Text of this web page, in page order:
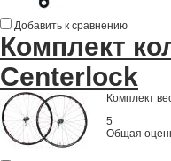
Добавить к сравнению
Комплект
Centerlock
Комплект
5
Общая